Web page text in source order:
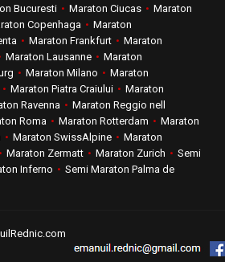
Bucuresti • Maraton Ciucas • Maraton
Copenhaga • Maraton
• Maraton Frankfurt • Maraton
Maraton Lausanne • Maraton
• Maraton Milano • Maraton
• Maraton Piatra Craiului • Maraton
Ravenna • Maraton Reggio nell
Roma • Maraton Rotterdam • Maraton
• Maraton SwissAlpine • Maraton
• Maraton Zermatt • Maraton Zurich • Semi
Inferno • Semi Maraton Palma de